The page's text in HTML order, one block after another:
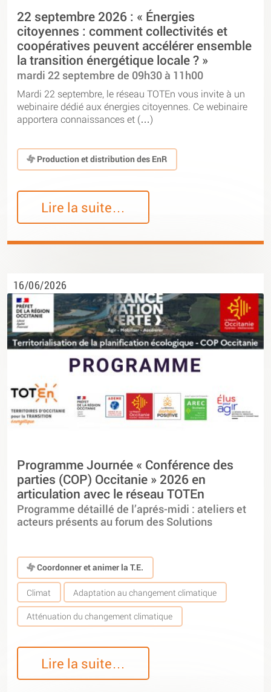
22 septembre 2026 : « Énergies
citoyennes : comment collectivités et
coopératives peuvent accélérer ensemble
la transition énergétique locale ? »
mardi 22 septembre de 09h30 à 11h00
Mardi 22 septembre, le réseau TOTEn vous invite à un
webinaire dédié aux énergies citoyennes. Ce webinaire
apportera connaissances et (…)
Production et distribution des EnR
Lire la suite…
16/06/2026
Programme Journée « Conférence des
parties (COP) Occitanie » 2026 en
articulation avec le réseau TOTEn
Programme détaillé de l’aprés-midi : ateliers et
acteurs présents au forum des Solutions
Coordonner et animer la T.E.
Climat Adaptation au changement climatique
Atténuation du changement climatique
Lire la suite…